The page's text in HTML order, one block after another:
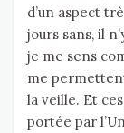
d’un aspect
jours sans, il
je me sens
me
la veille. Et
portée par